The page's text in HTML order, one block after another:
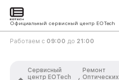
Официальный сервисный центр EOTech
Работаем с 09:00 до 21:00
Сервисный
центр EOTech
Ремонт
Оптических